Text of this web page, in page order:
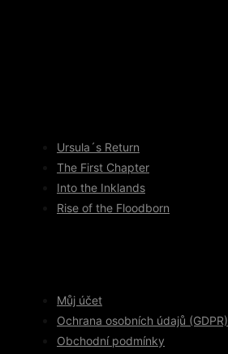
Ursula´s Return
The First Chapter
Into the Inklands
Rise of the Floodborn
Můj účet
Ochrana osobních údajů (GDPR)
Obchodní podmínky